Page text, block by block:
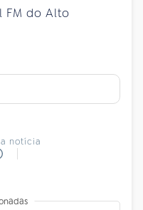
FM do Alto
notícia